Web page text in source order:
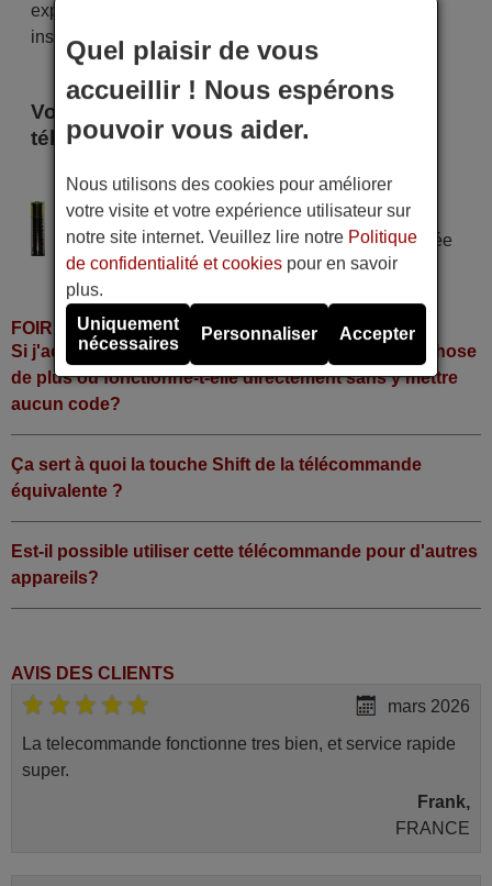
expérience d'achat sera impeccable dès le premier
instant !
Voici certains modèles qui utilisent cette
télécommande
DARWIN D 824
Alimentation : 2 piles type AAA
Pile alcaline type AAA LR06 tension 1,5 V utilisée
dans la grande majorité de télécommandes.
FOIRE AUX QUESTIONS
Si j'achète la télécommande, dois-je faire quelque chose
de plus ou fonctionne-t-elle directement sans y mettre
aucun code?
Ça sert à quoi la touche Shift de la télécommande
équivalente ?
Est-il possible utiliser cette télécommande pour d'autres
appareils?
AVIS DES CLIENTS
mars 2026
La telecommande fonctionne tres bien, et service rapide
super.
Frank,
FRANCE
Quel plaisir de vous
accueillir ! Nous espérons
pouvoir vous aider.
Nous utilisons des cookies pour améliorer
votre visite et votre expérience utilisateur sur
notre site internet. Veuillez lire notre Politique
de confidentialité et cookies pour en savoir
plus.
Uniquement
nécessaires
Personnaliser Accepter